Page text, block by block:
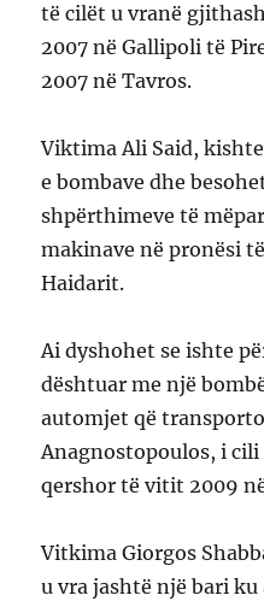
të cilët u vranë
2007 në Gallipoli të
2007 në Tavros.
Viktima Ali Said,
e bombave dhe
shpërthimeve të
makinave në pronësi
Haidarit.
Ai dyshohet se ishte
dështuar me një
automjet që
Anagnostopoulos, i
qershor të vitit 2009
Vitkima Giorgos
u vra jashtë një bari